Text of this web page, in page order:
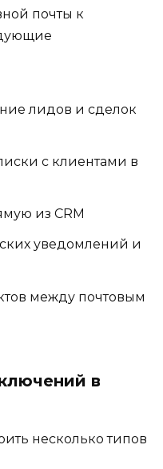
почты к
лидов и сделок
с клиентами в
из CRM
уведомлений и
между почтовым
в
несколько типов